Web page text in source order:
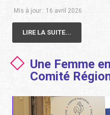
Mis à jour : 16 avril 2026
LIRE LA SUITE...
Une Femme
Comité